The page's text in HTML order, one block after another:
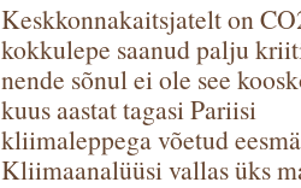
Keskkonnakaitsjatelt on
kokkulepe saanud palju
nende sõnul ei ole see
kuus aastat tagasi Pariisi
kliimaleppega võetud
Kliimaanalüüsi vallas üks